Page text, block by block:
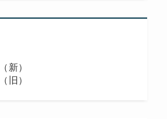
新）
旧）